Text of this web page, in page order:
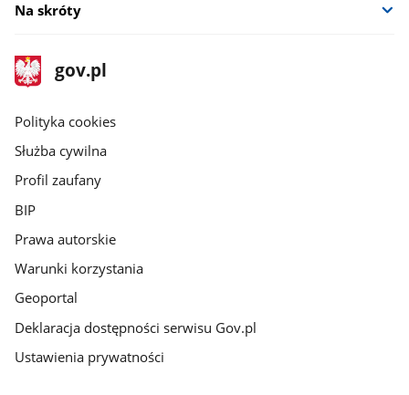
Na skróty
stopka
gov.pl
Strona
gov.pl
gov.pl
Polityka cookies
Służba cywilna
Profil zaufany
BIP
Prawa autorskie
Warunki korzystania
Geoportal
Deklaracja dostępności serwisu Gov.pl
Ustawienia prywatności